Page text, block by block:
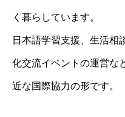
く暮らしています。
日本語学習支援、生活相
化交流イベントの運営な
近な国際協力の形です。